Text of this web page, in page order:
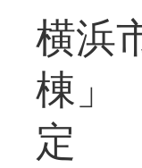
横浜
棟」
定